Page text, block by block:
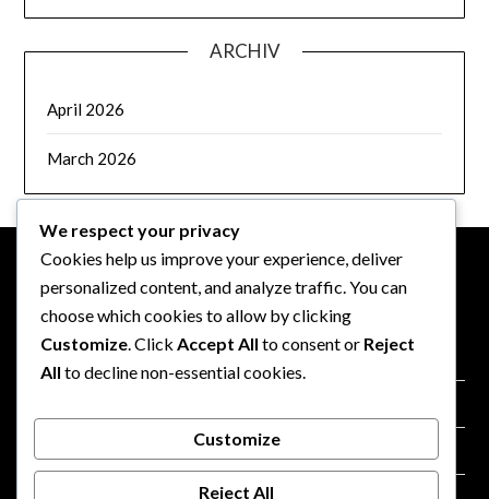
ARCHIV
April 2026
March 2026
RECHTLICHES
Cookie-Richtlinie
Allgemeine Geschäftsbedingungen
We respect your privacy
Cookies help us improve your experience, deliver
personalized content, and analyze traffic. You can
choose which cookies to allow by clicking
Customize . Click Accept All to consent or Reject
All to decline non-essential cookies.
Customize
Reject All